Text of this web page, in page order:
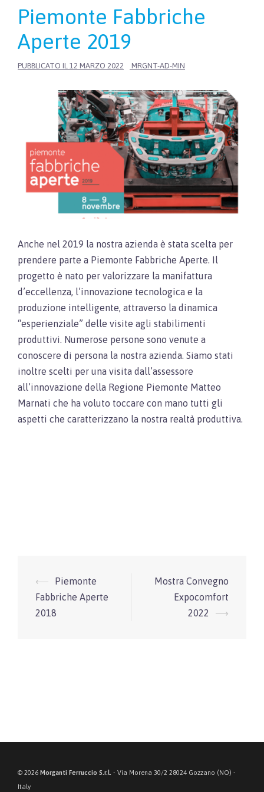
Piemonte Fabbriche
Aperte 2019
PUBBLICATO IL 12 MARZO 2022 MRGNT-AD-MIN
Anche nel 2019 la nostra azienda è stata scelta per
prendere parte a Piemonte Fabbriche Aperte. Il
progetto è nato per valorizzare la manifattura
d’eccellenza, l’innovazione tecnologica e la
produzione intelligente, attraverso la dinamica
“esperienziale” delle visite agli stabilimenti
produttivi. Numerose persone sono venute a
conoscere di persona la nostra azienda. Siamo stati
inoltre scelti per una visita dall’assessore
all’innovazione della Regione Piemonte Matteo
Marnati che ha voluto toccare con mano tutti gli
aspetti che caratterizzano la nostra realtà produttiva.
Navigazione
articolo
⟵
Piemonte
Fabbriche Aperte
2018
Mostra Convegno
Expocomfort
2022
⟶
© 2026 Morganti Ferruccio S.r.l. - Via Morena 30/2 28024 Gozzano (NO) -
Italy